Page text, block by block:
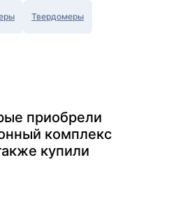
Твердомеры
приобрели
комплекс
купили